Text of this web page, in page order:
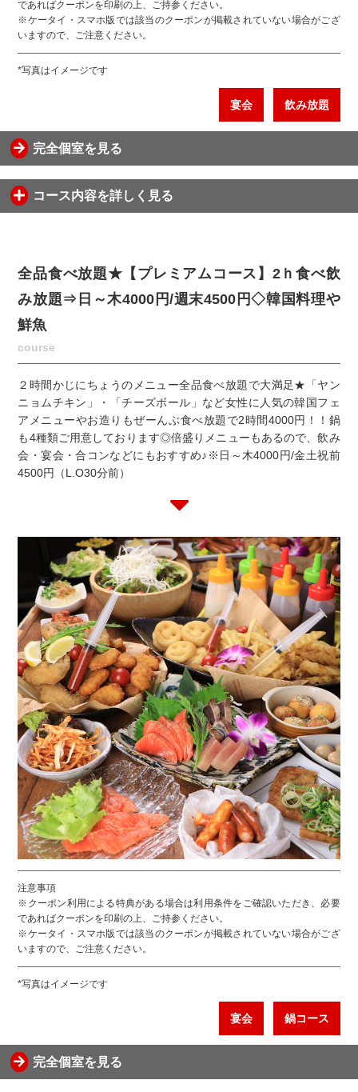
であればクーポンを印刷の上、ご持参ください。
※ケータイ・スマホ版では該当のクーポンが掲載されていない場合がござ
いますので、ご注意ください。
*写真はイメージです
宴会 飲み放題
完全個室を見る
コース内容を詳しく見る
全品食べ放題★【プレミアムコース】2ｈ食べ飲
み放題⇒日～木4000円/週末4500円◇韓国料理や
鮮魚
course
２時間かじにちょうのメニュー全品食べ放題で大満足★「ヤン
ニョムチキン」・「チーズボール」など女性に人気の韓国フェ
アメニューやお造りもぜーんぶ食べ放題で2時間4000円！！鍋
も4種類ご用意しております◎倍盛りメニューもあるので、飲み
会・宴会・合コンなどにもおすすめ♪※日～木4000円/金土祝前
4500円（L.O30分前）
注意事項
※クーポン利用による特典がある場合は利用条件をご確認いただき、必要
であればクーポンを印刷の上、ご持参ください。
※ケータイ・スマホ版では該当のクーポンが掲載されていない場合がござ
いますので、ご注意ください。
*写真はイメージです
宴会 鍋コース
完全個室を見る